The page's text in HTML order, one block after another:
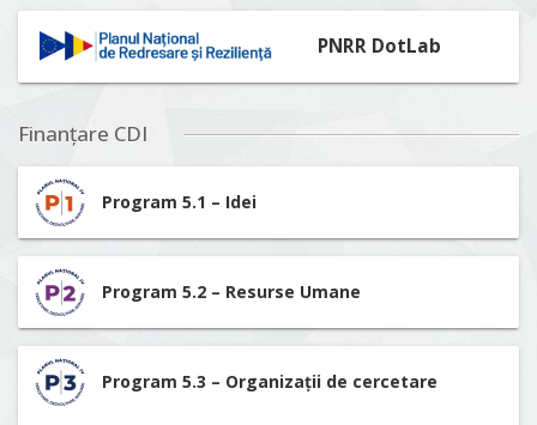
PNRR DotLab
Finanțare CDI
Program 5.1 – Idei
Program 5.2 – Resurse Umane
Program 5.3 – Organizații de cercetare